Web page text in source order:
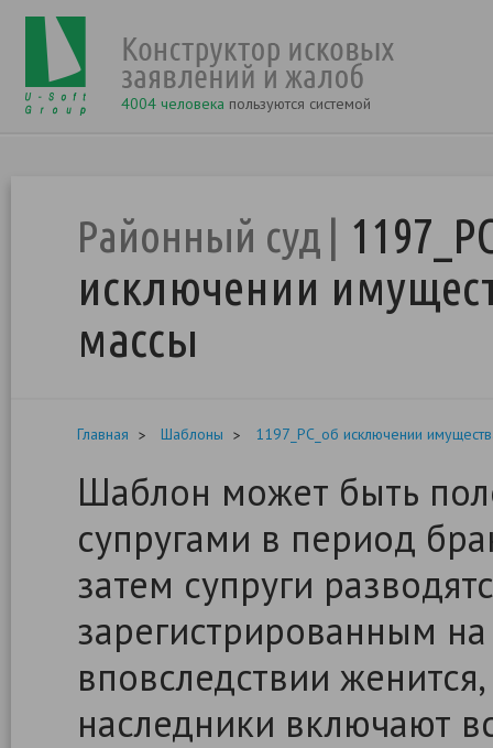
4004 человека пользуются системой
Районный суд
исключении
массы
Главная Шаблоны 1197_РС_об исключении
Шаблон может быть
супругами в период
затем супруги
зарегистрированным
вповследствии
наследники включают